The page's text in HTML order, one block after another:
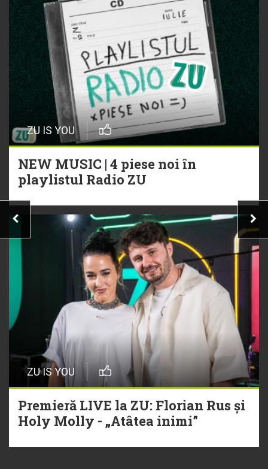
ZU IS YOU
NEW MUSIC | 4 piese noi în
playlistul Radio ZU
ZU IS YOU
Premieră LIVE la ZU: Florian Rus și
Holy Molly - „Atâtea inimi”